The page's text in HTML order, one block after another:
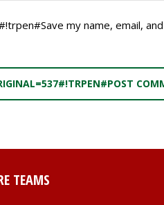
my name, email,
TEAMS